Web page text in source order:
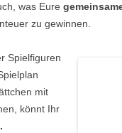
was Eure
zu gewinnen.
Spielfiguren
mit
könnt Ihr